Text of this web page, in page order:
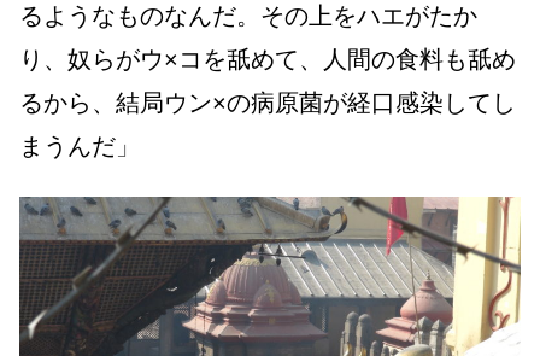
るようなものなんだ。その上をハエがたか
り、奴らがウ×コを舐めて、人間の食料も舐め
るから、結局ウン×の病原菌が経口感染してし
まうんだ 」